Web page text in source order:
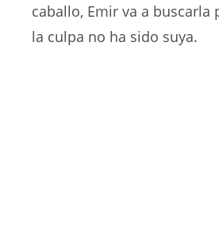
caballo, Emir va a buscarla
la culpa no ha sido suya.